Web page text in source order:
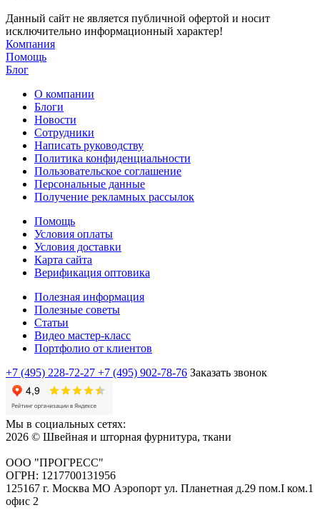
Данный сайт не является публичной офертой и носит
исключительно информационный характер!
Компания
Помощь
Блог
О компании
Блоги
Новости
Сотрудники
Написать руководству
Политика конфиденциальности
Пользовательское соглашение
Персональные данные
Получение рекламных рассылок
Помощь
Условия оплаты
Условия доставки
Карта сайта
Верификация оптовика
Полезная информация
Полезные советы
Статьи
Видео мастер-класс
Портфолио от клиентов
+7 (495) 228-72-27 +7 (495) 902-78-76 Заказать звонок
Мы в социальных сетях:
2026 © Швейная и шторная фурнитура, ткани
ООО "ПРОГРЕСС"
ОГРН: 1217700131956
125167 г. Москва МО Аэропорт ул. Планетная д.29 пом.I ком.1
офис 2